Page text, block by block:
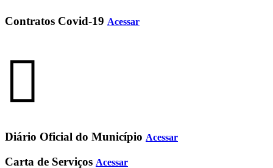
Contratos Covid-19 Acessar
Diário Oficial do Município Acessar
Carta de Serviços Acessar